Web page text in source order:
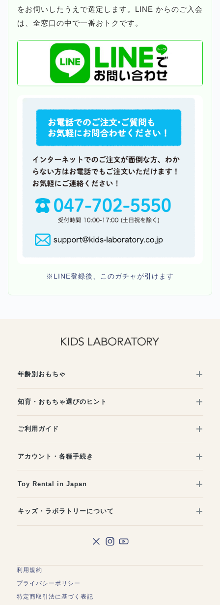
をお伺いしたうえで選定します。LINE からのご入会
は、全窓口の中で一番おトクです。
※LINE登録後、このガチャが引けます
年齢別おもちゃ
知育・おもちゃ選びのヒント
ご利用ガイド
アカウント・各種手続き
Toy Rental in Japan
キッズ・ラボラトリーについて
利用規約
プライバシーポリシー
特定商取引法に基づく表記